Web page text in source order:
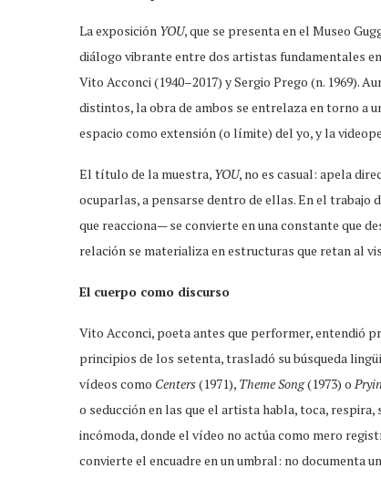
La exposición YOU, que se presenta en el Museo
diálogo vibrante entre dos artistas fundamentales
Vito Acconci (1940–2017) y Sergio Prego (n. 1969).
distintos, la obra de ambos se entrelaza en torno a
espacio como extensión (o límite) del yo, y la
El título de la muestra, YOU, no es casual: apela
ocuparlas, a pensarse dentro de ellas. En el trabajo
que reacciona— se convierte en una constante que
relación se materializa en estructuras que retan al
El cuerpo como discurso
Vito Acconci, poeta antes que performer, entendió
principios de los setenta, trasladó su búsqueda
vídeos como Centers(1971), Theme Song(1973) o
o seducción en las que el artista habla, toca,
incómoda, donde el vídeo no actúa como mero
convierte el encuadre en un umbral: no documenta